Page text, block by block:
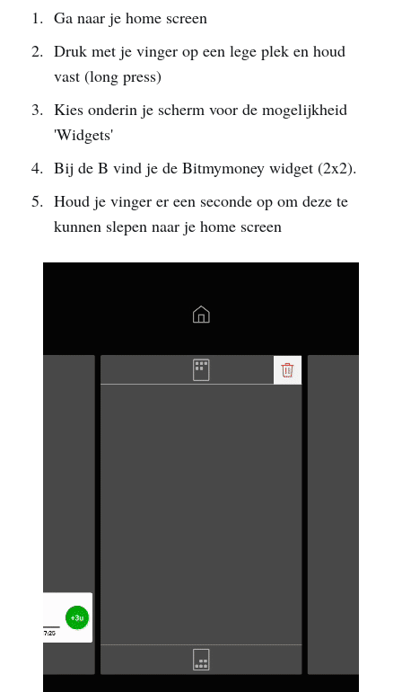
Ga naar je home screen
Druk met je vinger op een lege plek en houd
vast (long press)
Kies onderin je scherm voor de mogelijkheid
'Widgets'
Bij de B vind je de Bitmymoney widget (2x2).
Houd je vinger er een seconde op om deze te
kunnen slepen naar je home screen